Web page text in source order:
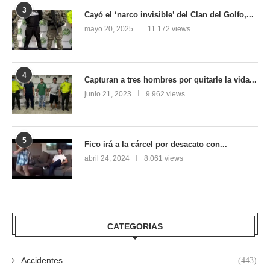
3 Cayó el ‘narco invisible’ del Clan del Golfo,...
mayo 20, 2025 11.172 views
4 Capturan a tres hombres por quitarle la vida...
junio 21, 2023 9.962 views
5 Fico irá a la cárcel por desacato con...
abril 24, 2024 8.061 views
CATEGORIAS
Accidentes (443)